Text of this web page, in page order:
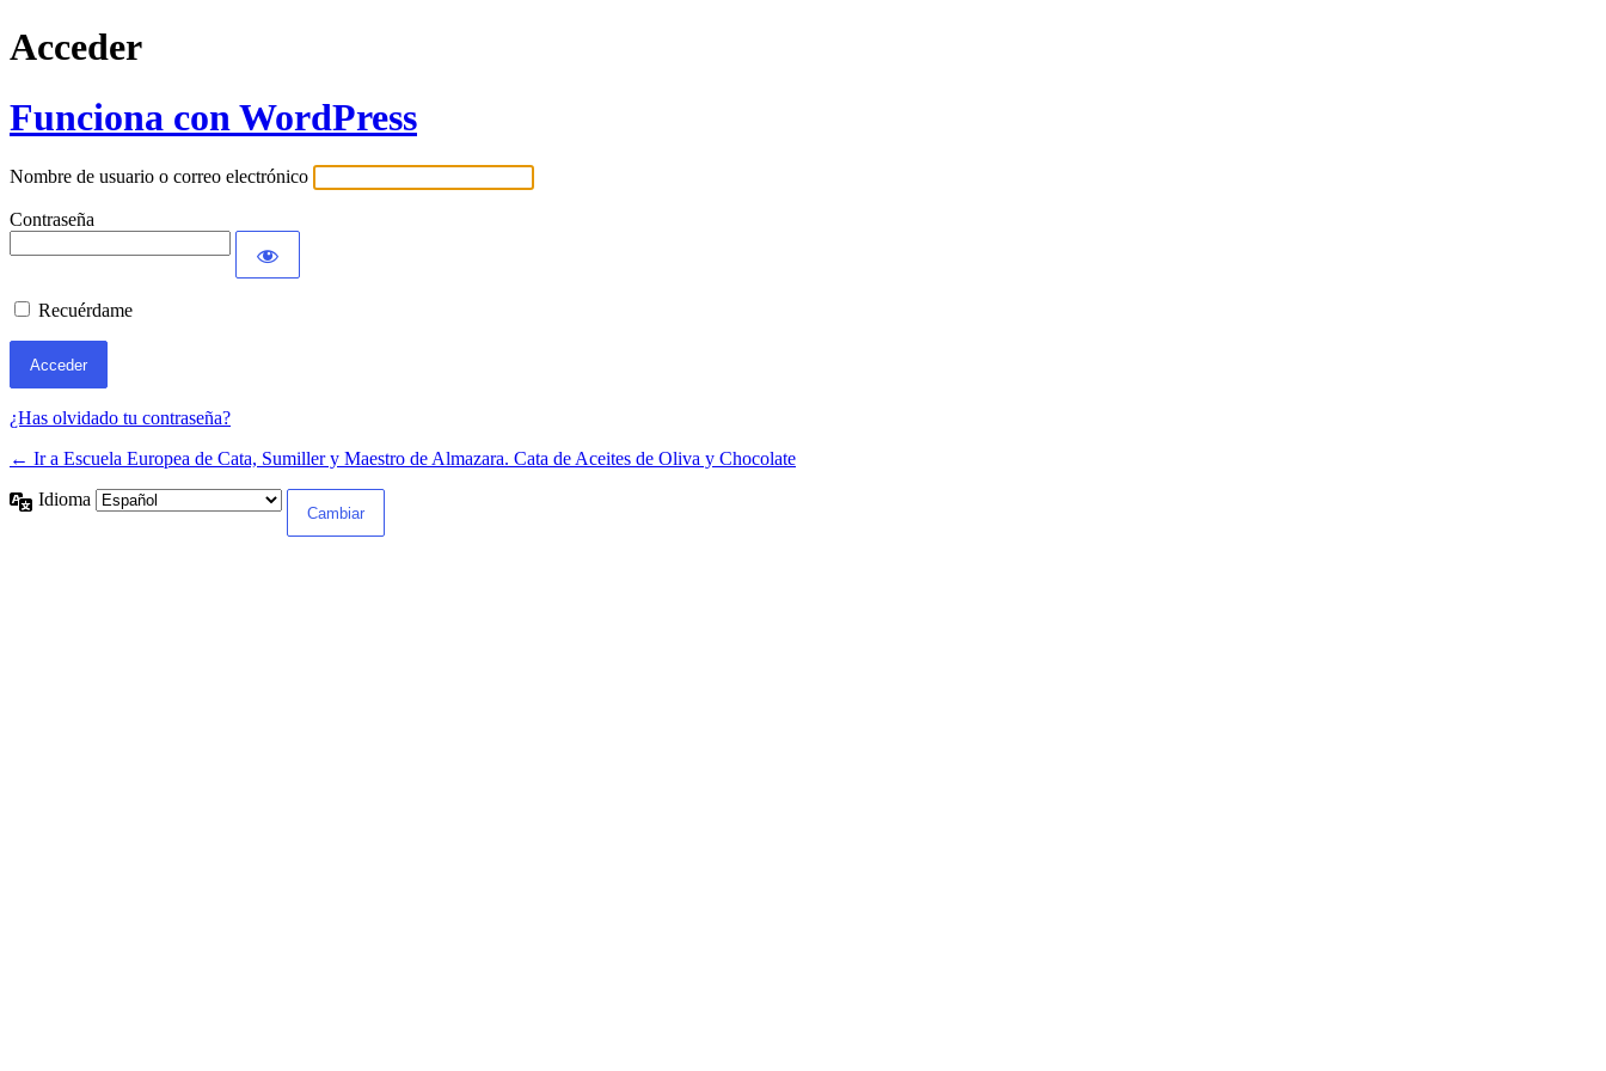
Acceder
Funciona con WordPress
Nombre de usuario o correo electrónico
Contraseña
Recuérdame
¿Has olvidado tu contraseña?
← Ir a Escuela Europea de Cata, Sumiller y Maestro de Almazara. Cata de Aceites de Oliva y Chocolate
Idioma